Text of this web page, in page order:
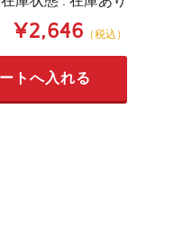
¥2,646 （税込）